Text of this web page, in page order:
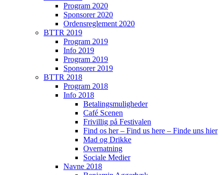
Program 2020
Sponsorer 2020
Ordensreglement 2020
BTTR 2019
Program 2019
Info 2019
Program 2019
Sponsorer 2019
BTTR 2018
Program 2018
Info 2018
Betalingsmuligheder
Café Scenen
Frivillig på Festivalen
Find os her – Find us here – Finde uns hier
Mad og Drikke
Overnatning
Sociale Medier
Navne 2018